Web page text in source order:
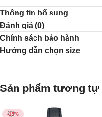
Thông tin bổ sung
Đánh giá (0)
Chính sách bảo hành
Hướng dẫn chọn size
Sản phẩm tương tự
-15%